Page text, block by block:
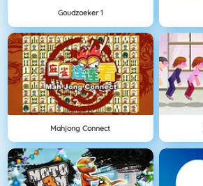
Goudzoeker 1
Mahjong Connect